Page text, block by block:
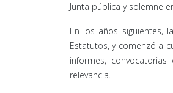
Junta pública y solemne
En los años siguientes,
Estatutos, y comenzó a
informes,
relevancia.